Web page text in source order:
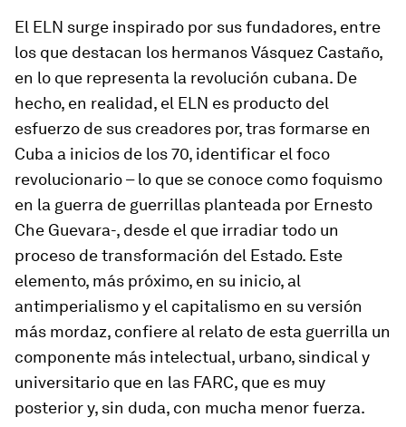
El ELN surge inspirado por sus fundadores, entre
los que destacan los hermanos Vásquez Castaño,
en lo que representa la revolución cubana. De
hecho, en realidad, el ELN es producto del
esfuerzo de sus creadores por, tras formarse en
Cuba a inicios de los 70, identificar el foco
revolucionario – lo que se conoce comofoquismo
en la guerra de guerrillas planteada por Ernesto
Che Guevara-, desde el que irradiar todo un
proceso de transformación del Estado. Este
elemento, más próximo, en su inicio, al
antimperialismo y el capitalismo en su versión
más mordaz, confiere al relato de esta guerrilla un
componente más intelectual, urbano, sindical y
universitario que en las FARC, que es muy
posterior y, sin duda, con mucha menor fuerza.